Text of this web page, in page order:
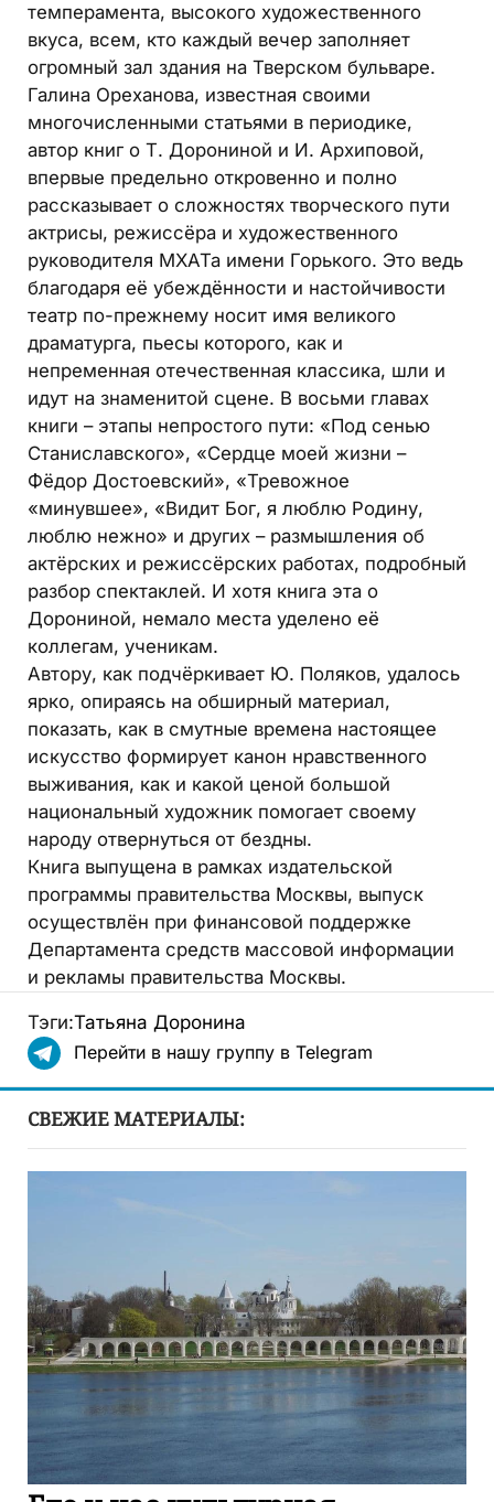
темперамента, высокого художественного
вкуса, всем, кто каждый вечер заполняет
огромный зал здания на Тверском бульваре.
Галина Ореханова, известная своими
многочисленными статьями в периодике,
автор книг о Т. Дорониной и И. Архиповой,
впервые предельно откровенно и полно
рассказывает о сложностях творческого пути
актрисы, режиссёра и художественного
руководителя МХАТа имени Горького. Это ведь
благодаря её убеждённости и настойчивости
театр по-прежнему носит имя великого
драматурга, пьесы которого, как и
непременная отечественная классика, шли и
идут на знаменитой сцене. В восьми главах
книги – этапы непростого пути: «Под сенью
Станиславского», «Сердце моей жизни –
Фёдор Достоевский», «Тревожное
«минувшее», «Видит Бог, я люблю Родину,
люблю нежно» и других – размышления об
актёрских и режиссёрских работах, подробный
разбор спектаклей. И хотя книга эта о
Дорониной, немало места уделено её
коллегам, ученикам.
Автору, как подчёркивает Ю. Поляков, удалось
ярко, опираясь на обширный материал,
показать, как в смутные времена настоящее
искусство формирует канон нравственного
выживания, как и какой ценой большой
национальный художник помогает своему
народу отвернуться от бездны.
Книга выпущена в рамках издательской
программы правительства Москвы, выпуск
осуществлён при финансовой поддержке
Департамента средств массовой информации
и рекламы правительства Москвы.
Тэги:Татьяна Доронина
Перейти в нашу группу в Telegram
СВЕЖИЕ МАТЕРИАЛЫ: